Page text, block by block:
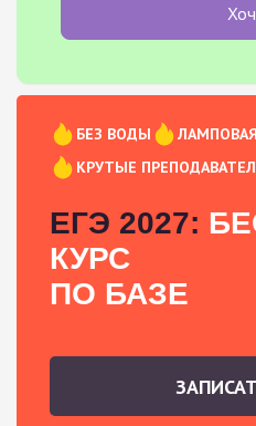
БЕЗ ВОДЫ
КРУТЫЕ
ЕГЭ 2027:
КУРС
ПО БАЗЕ